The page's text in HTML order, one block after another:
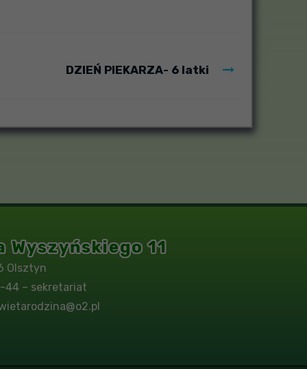
DZIEŃ PIEKARZA- 6 latki
11
Olsztyn
– sekretariat